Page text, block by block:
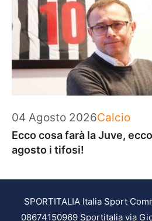
04 Agosto 2026Categorie
Calcio
Ecco cosa farà la Juve,
agosto i tifosi!
SPORTITALIA Italia Sport
08674150969 Sportitalia via